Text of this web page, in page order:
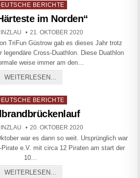
in BERICHTE
im Norden“
PUBLISHED DATE:
21. OKTOBER 2020
TriFun Güstrow gab es dieses Jahr trotz
legendäre Cross-Duathlon. Diese Duathlon
weise immer am den…
WEITERLESEN...
in BERICHTE
PUBLISHED DATE:
20. OKTOBER 2020
war es dann so weit. Ursprünglich war
e.V. mit circa 12 Piraten am start der
10…
WEITERLESEN...